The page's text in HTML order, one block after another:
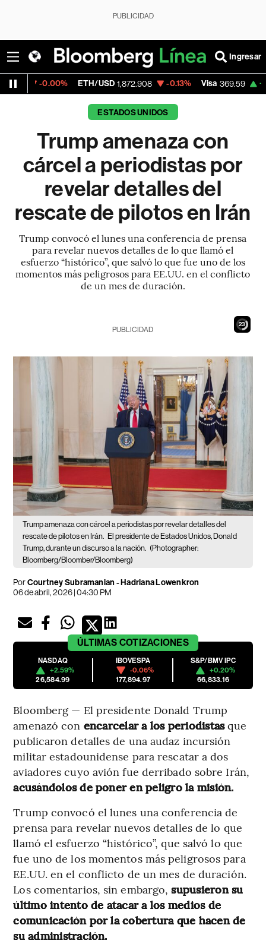
PUBLICIDAD
Ingresar
ETH/USD 1,872.908 -0.13% Visa 369.59 +1.07%
ESTADOS UNIDOS
Trump amenaza con
cárcel a periodistas por
revelar detalles del
rescate de pilotos en Irán
Trump convocó el lunes una conferencia de prensa
para revelar nuevos detalles de lo que llamó el
esfuerzo “histórico”, que salvó lo que fue uno de los
momentos más peligrosos para EE.UU. en el conflicto
de un mes de duración.
21
PUBLICIDAD
Trump amenaza con cárcel a periodistas por revelar detalles del
rescate de pilotos en Irán. El presidente de Estados Unidos, Donald
Trump, durante un discurso a la nación. (Photographer:
Bloomberg/Bloomber/Bloomberg)
PorCourtney Subramanian - Hadriana Lowenkron
06 de abril, 2026 | 04:30 PM
ÚLTIMAS COTIZACIONES
NASDAQ
+2.59%
26,584.99
IBOVESPA
-0.06%
177,894.97
S&P/BMV IPC
+0.20%
66,833.16
Bloomberg — El presidente Donald Trump
amenazó con encarcelar a los periodistasque
publicaron detalles de una audaz incursión
militar estadounidense para rescatar a dos
aviadores cuyo avión fue derribado sobre Irán,
acusándolos de poner en peligro la misión.
Trump convocó el lunes una conferencia de
prensa para revelar nuevos detalles de lo que
llamó el esfuerzo “histórico”, que salvó lo que
fue uno de los momentos más peligrosos para
EE.UU. en el conflicto de un mes de duración.
Los comentarios, sin embargo,supusieron su
último intento de atacar a los medios de
comunicación por la cobertura que hacen de
su administración.